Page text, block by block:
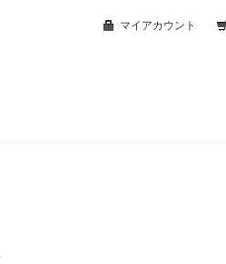
マイアカウント